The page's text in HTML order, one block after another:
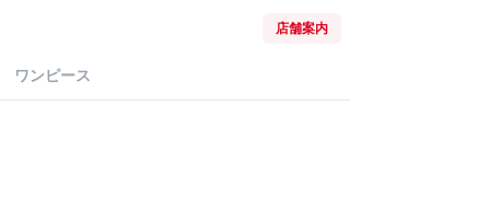
店舗案内
ワンピース